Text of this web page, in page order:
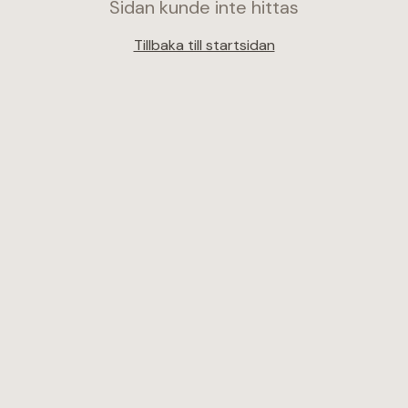
Sidan kunde inte hittas
Tillbaka till startsidan